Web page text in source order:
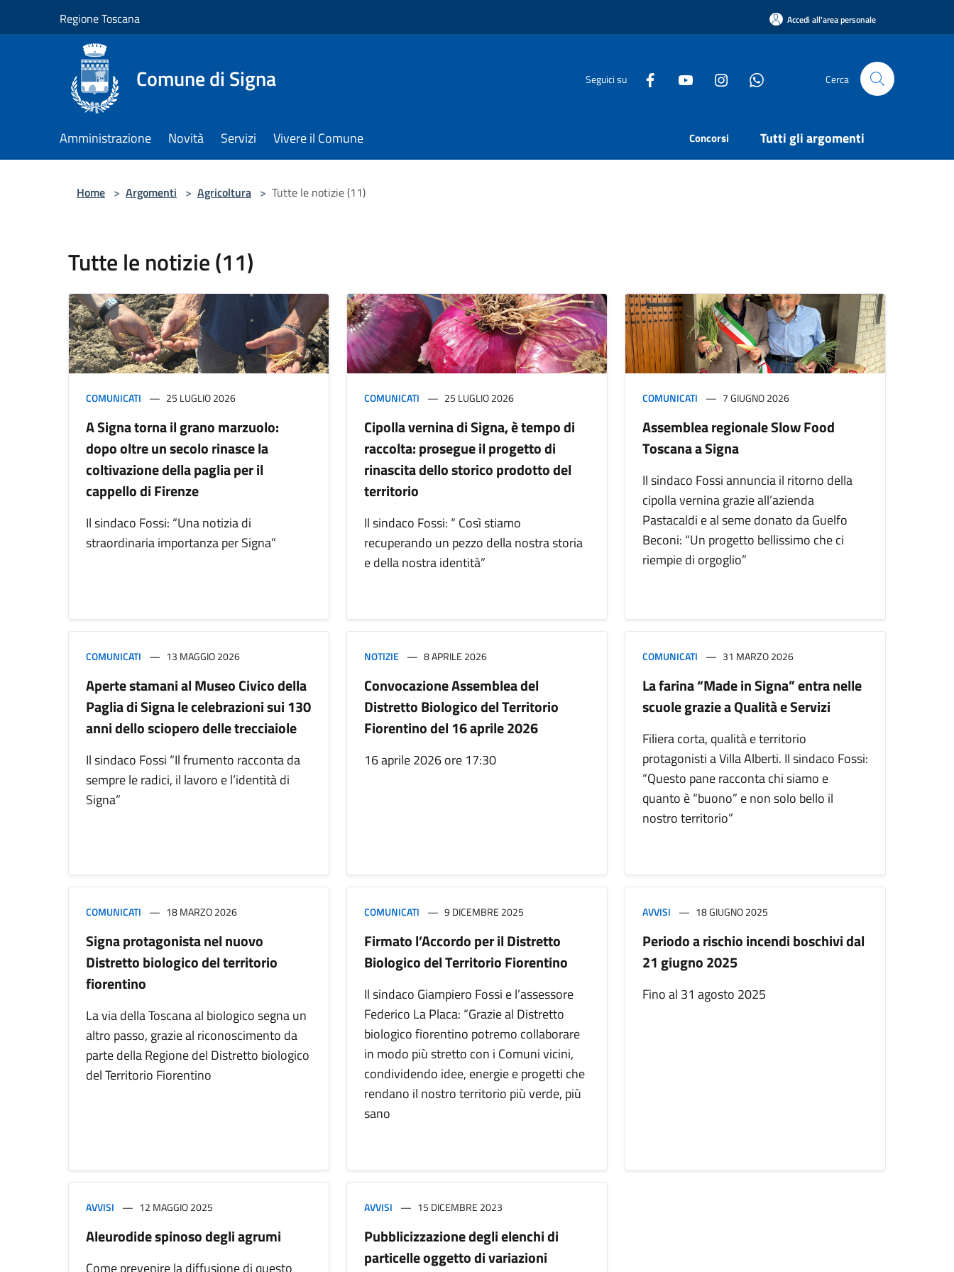
Regione Toscana Accedi all'area personale
Comune di Signa Seguici su Cerca
Amministrazione Novità Servizi Vivere il Comune Concorsi Tutti gli argomenti
Home > Argomenti > Agricoltura > Tutte le notizie (11)
Tutte le notizie (11)
COMUNICATI 25 LUGLIO 2026
A Signa torna il grano marzuolo:
dopo oltre un secolo rinasce la
coltivazione della paglia per il
cappello di Firenze
Il sindaco Fossi: “Una notizia di
straordinaria importanza per Signa”
COMUNICATI 25 LUGLIO 2026
Cipolla vernina di Signa, è tempo di
raccolta: prosegue il progetto di
rinascita dello storico prodotto del
territorio
Il sindaco Fossi: “ Così stiamo
recuperando un pezzo della nostra storia
e della nostra identità”
COMUNICATI 7 GIUGNO 2026
Assemblea regionale Slow Food
Toscana a Signa
Il sindaco Fossi annuncia il ritorno della
cipolla vernina grazie all’azienda
Pastacaldi e al seme donato da Guelfo
Beconi: “Un progetto bellissimo che ci
riempie di orgoglio”
COMUNICATI 13 MAGGIO 2026
Aperte stamani al Museo Civico della
Paglia di Signa le celebrazioni sui 130
anni dello sciopero delle trecciaiole
Il sindaco Fossi “Il frumento racconta da
sempre le radici, il lavoro e l’identità di
Signa”
NOTIZIE 8 APRILE 2026
Convocazione Assemblea del
Distretto Biologico del Territorio
Fiorentino del 16 aprile 2026
16 aprile 2026 ore 17:30
COMUNICATI 31 MARZO 2026
La farina “Made in Signa” entra nelle
scuole grazie a Qualità e Servizi
Filiera corta, qualità e territorio
protagonisti a Villa Alberti. Il sindaco Fossi:
“Questo pane racconta chi siamo e
quanto è “buono” e non solo bello il
nostro territorio”
COMUNICATI 18 MARZO 2026
Signa protagonista nel nuovo
Distretto biologico del territorio
fiorentino
La via della Toscana al biologico segna un
altro passo, grazie al riconoscimento da
parte della Regione del Distretto biologico
del Territorio Fiorentino
COMUNICATI 9 DICEMBRE 2025
Firmato l’Accordo per il Distretto
Biologico del Territorio Fiorentino
Il sindaco Giampiero Fossi e l’assessore
Federico La Placa: “Grazie al Distretto
biologico fiorentino potremo collaborare
in modo più stretto con i Comuni vicini,
condividendo idee, energie e progetti che
rendano il nostro territorio più verde, più
sano
AVVISI 18 GIUGNO 2025
Periodo a rischio incendi boschivi dal
21 giugno 2025
Fino al 31 agosto 2025
AVVISI 12 MAGGIO 2025
Aleurodide spinoso degli agrumi
AVVISI 15 DICEMBRE 2023
Pubblicizzazione degli elenchi di
particelle oggetto di variazioni